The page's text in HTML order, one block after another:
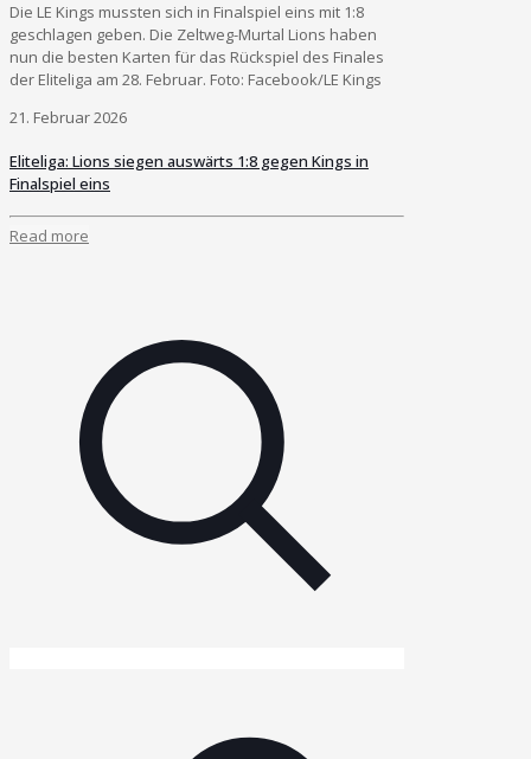
Die LE Kings mussten sich in Finalspiel eins mit 1:8
geschlagen geben. Die Zeltweg-Murtal Lions haben
nun die besten Karten für das Rückspiel des Finales
der Eliteliga am 28. Februar. Foto: Facebook/LE Kings
21. Februar 2026
Eliteliga: Lions siegen auswärts 1:8 gegen Kings in
Finalspiel eins
Read more